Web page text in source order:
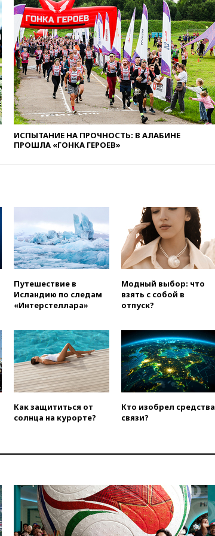
авиатоплива в Европу
06:30 США и Колумбия
обсуждают координацию
усилий против наркотрафика
05:30ВМС Испании усилили
присутствие в Сеуте на фоне
миграционного кризиса
03:30В Минстрое сравнили
качество жилья в Нью-Йорке и
России
отпустить его с круглого стола
попытке попасть из Марокко в
Сеуту на параплане
00:30
FT: ЕС не готов принять в
блок Украину из-за уровня
коррупции
вчера, 23:35 Лукашенко
объяснил экономическую
выгоду безвизового режима с
вчера, 22:59На башню
ресторана «Армения» в
Москве вернут утраченную
скульптуру балерины
вчера, 22:45Литовец
протаранил погранпункт при
попытке попасть в Россию
огня США и Ирана
получили ножевые ранения
при нападении в Чехии
вчера, 22:00Путин поручил
выделить средства на новые
ИСПЫТАНИЕ НА ПРОЧНОСТЬ: В АЛАБИНЕ
ПРОШЛА «ГОНКА ГЕРОЕВ»
Путешествие в
Исландию по следам
«Интерстеллара»
Модный выбор: что
взять с собой в
отпуск?
Как защититься от
солнца на курорте?
Кто изобрел средства
связи?